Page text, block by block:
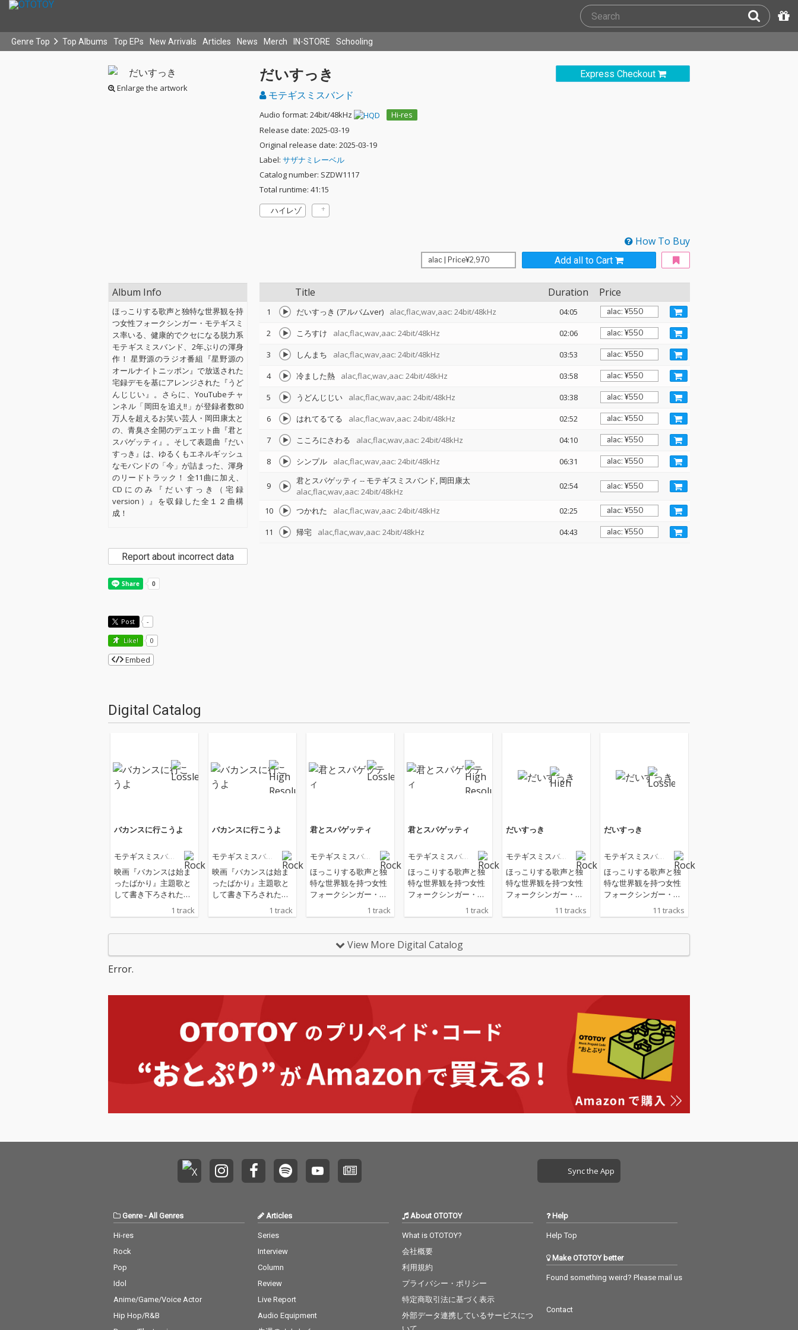
Genre Top Top Albums Top EPs New Arrivals Articles News Merch IN-STORE Schooling
Enlarge the artwork
Express Checkout
だいすっき
モテギスミスバンド
Audio format: 24bit/48kHz
Hi-res
Release date: 2025-03-19
Original release date: 2025-03-19
Label: サザナミレーベル
Catalog number: SZDW1117
Total runtime: 41:15
ハイレゾ
How To Buy
Add all to Cart
Title Duration Price
1 だいすっき (アルバムver) alac,flac,wav,aac: 24bit/48kHz
04:05
2
ころすけ alac,flac,wav,aac: 24bit/48kHz
02:06
3
しんまち alac,flac,wav,aac: 24bit/48kHz
03:53
4
冷ました熱 alac,flac,wav,aac: 24bit/48kHz
03:58
5
うどんじじい alac,flac,wav,aac: 24bit/48kHz
03:38
6
はれてるてる alac,flac,wav,aac: 24bit/48kHz
02:52
7
こころにさわる alac,flac,wav,aac: 24bit/48kHz
04:10
8
シンプル alac,flac,wav,aac: 24bit/48kHz 06:31
9 君とスパゲッティ -- モテギスミスバンド 岡田康太
alac,flac,wav,aac: 24bit/48kHz
02:54
10 つかれた alac,flac,wav,aac: 24bit/48kHz
02:25
11
帰宅 alac,flac,wav,aac: 24bit/48kHz 04:43
Album Info
ほっこりする歌声と独特な世界観を持
つ女性フォークシンガー・モテギスミ
ス率いる、健康的でクセになる脱力系
モテギスミスバンド、2年ぶりの渾身
作！ 星野源のラジオ番組『星野源の
オールナイトニッポン』で放送された
宅録デモを基にアレンジされた『うど
んじじい』。さらに、YouTubeチャ
ンネル「岡田を追え!!」が登録者数80
万人を超えるお笑い芸人・岡田康太と
の、青臭さ全開のデュエット曲『君と
スパゲッティ』。そして表題曲『だい
すっき』は、ゆるくもエネルギッシュ
なモバンドの「今」が詰まった、渾身
のリードトラック！ 全11曲に加え、
CDにのみ『だいすっき（宅録
version）』を収録した全１２曲構
成！
Report about incorrect data
Post -
Like! 0
Embed
Digital Catalog
バカンスに行こうよ
モテギスミスバン
映画『バカンスは始ま
ったばかり』主題歌と
して書き下ろされた新
曲。 木村聡志監督によ
るENBUゼミナール・
新宿武蔵野館ほか全国
1 track
バカンスに行こうよ
モテギスミスバン
映画『バカンスは始ま
ったばかり』主題歌と
して書き下ろされた新
曲。 木村聡志監督によ
るENBUゼミナール・
1 track
君とスパゲッティ
モテギスミスバン
ほっこりする歌声と独
特な世界観を持つ女性
フォークシンガー・モ
テギスミス率いる、健
康的でクセになる脱力
ド、2年ぶりの渾身
作！ 星野源のラジオ番
アレンジされた『うど
「岡田を追え!!」が登録
者数80万人を超えるお
の、青臭さ全開のデュ
エット曲『君とスパゲ
ッティ』。そして表題
ードトラック！ 全11曲
いすっき（宅録 versio
n）』を収録した全12
1 track
君とスパゲッティ
モテギスミスバン
ほっこりする歌声と独
特な世界観を持つ女性
フォークシンガー・モ
テギスミス率いる、健
康的でクセになる脱力
ド、2年ぶりの渾身
作！ 星野源のラジオ番
アレンジされた『うど
「岡田を追え!!」が登録
者数80万人を超えるお
の、青臭さ全開のデュ
エット曲『君とスパゲ
ッティ』。そして表題
ードトラック！ 全11曲
1 track
だいすっき
モテギスミスバン
ほっこりする歌声と独
特な世界観を持つ女性
フォークシンガー・モ
テギスミス率いる、健
康的でクセになる脱力
アレンジされた『うど
「岡田を追え!!」が登録
者数80万人を超えるお
笑い芸人・岡田康太と
の、青臭さ全開のデュ
エット曲『君とスパゲ
ッティ』。そして表題
曲『だいすっき』は、
ゆるくもエネルギッシ
ードトラック！ 全11曲
n）』を収録した全１
11 tracks
だいすっき
モテギスミスバン
ほっこりする歌声と独
特な世界観を持つ女性
フォークシンガー・モ
テギスミス率いる、健
康的でクセになる脱力
アレンジされた『うど
YouTubeチャンネル
「岡田を追え!!」が登録
者数80万人を超えるお
笑い芸人・岡田康太と
の、青臭さ全開のデュ
エット曲『君とスパゲ
曲『だいすっき』は、
ゆるくもエネルギッシ
ードトラック！ 全11曲
n）』を収録した全１
11 tracks
View More Digital Catalog
Error.
Sync the App
Genre- All Genres
Hi-res
Rock
Pop
Idol
Anime/Game/Voice Actor
Hip Hop/R&B
Articles
Series
Interview
Column
Review
Live Report
Audio Equipment
About OTOTOY
What is OTOTOY?
会社概要
利用規約
プライバシー・ポリシー
特定商取引法に基づく表示
外部データ連携しているサービスにつ
Help
Help Top
Make OTOTOY better
Found something weird? Please mail us
Contact